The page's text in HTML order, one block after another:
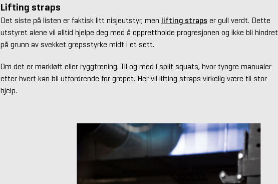
Lifting straps
Det siste på listen er faktisk litt nisjeutstyr, men lifting straps er gull verdt. Dette
utstyret alene vil alltid hjelpe deg med å opprettholde progresjonen og ikke bli hindret
på grunn av svekket grepsstyrke midt i et sett.
Om det er markløft eller ryggtrening. Til og med i split squats, hvor tyngre manualer
etter hvert kan bli utfordrende for grepet. Her vil lifting straps virkelig være til stor
hjelp.